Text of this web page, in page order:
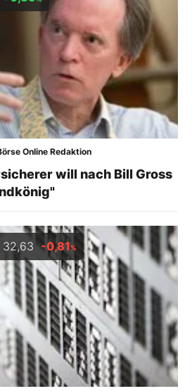
Online Redaktion
will nach Bill Gross
32,63 -0,81%